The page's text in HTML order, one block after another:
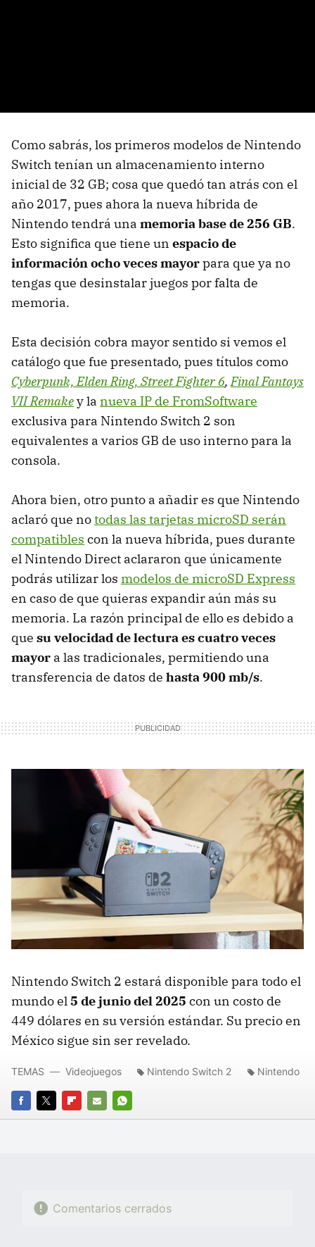
Como sabrás, los primeros modelos de Nintendo
Switch tenían un almacenamiento interno
inicial de 32 GB; cosa que quedó tan atrás con el
año 2017, pues ahora la nueva híbrida de
Nintendo tendrá una memoria base de 256 GB.
Esto significa que tiene un espacio de
información ocho veces mayorpara que ya no
tengas que desinstalar juegos por falta de
memoria.
Esta decisión cobra mayor sentido si vemos el
catálogo que fue presentado, pues títulos como
Cyberpunk, Elden Ring, Street Fighter 6,Final Fantays
VII Remakey la nueva IP de FromSoftware
exclusiva para Nintendo Switch 2 son
equivalentes a varios GB de uso interno para la
consola.
Ahora bien, otro punto a añadir es que Nintendo
aclaró que notodas las tarjetas microSD serán
compatibles con la nueva híbrida, pues durante
el Nintendo Direct aclararon que únicamente
podrás utilizar los modelos de microSD Express
en caso de que quieras expandir aún más su
memoria. La razón principal de ello es debido a
que su velocidad de lectura es cuatro veces
mayor a las tradicionales, permitiendo una
transferencia de datos de hasta 900 mb/s.
Nintendo Switch 2 estará disponible para todo el
mundo el5 de junio del 2025 con un costo de
449 dólares en su versión estándar. Su precio en
México sigue sin ser revelado.
FACEBOOK
TWITTERFLIPBOARD
E-
WHATSAPP
TEMAS Videojuegos Nintendo Switch 2 Nintendo
Comentarios cerrados